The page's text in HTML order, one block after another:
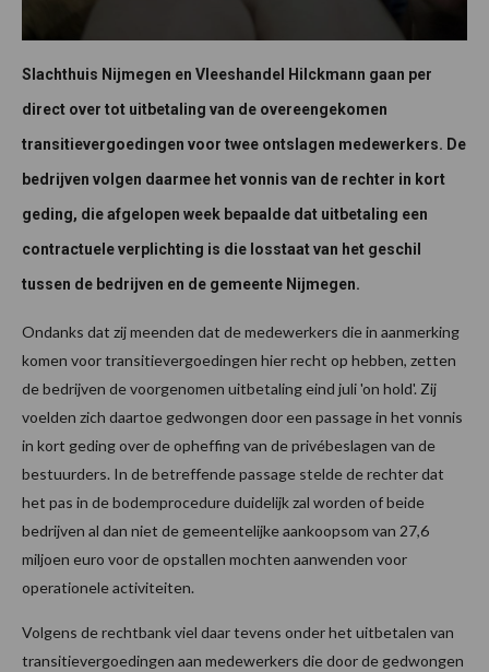
Slachthuis Nijmegen en Vleeshandel Hilckmann gaan per
direct over tot uitbetaling van de overeengekomen
transitievergoedingen voor twee ontslagen medewerkers. De
bedrijven volgen daarmee het vonnis van de rechter in kort
geding, die afgelopen week bepaalde dat uitbetaling een
contractuele verplichting is die losstaat van het geschil
tussen de bedrijven en de gemeente Nijmegen.
Ondanks dat zij meenden dat de medewerkers die in aanmerking
komen voor transitievergoedingen hier recht op hebben, zetten
de bedrijven de voorgenomen uitbetaling eind juli 'on hold'. Zij
voelden zich daartoe gedwongen door een passage in het vonnis
in kort geding over de opheffing van de privébeslagen van de
bestuurders. In de betreffende passage stelde de rechter dat
het pas in de bodemprocedure duidelijk zal worden of beide
bedrijven al dan niet de gemeentelijke aankoopsom van 27,6
miljoen euro voor de opstallen mochten aanwenden voor
operationele activiteiten.
Volgens de rechtbank viel daar tevens onder het uitbetalen van
transitievergoedingen aan medewerkers die door de gedwongen